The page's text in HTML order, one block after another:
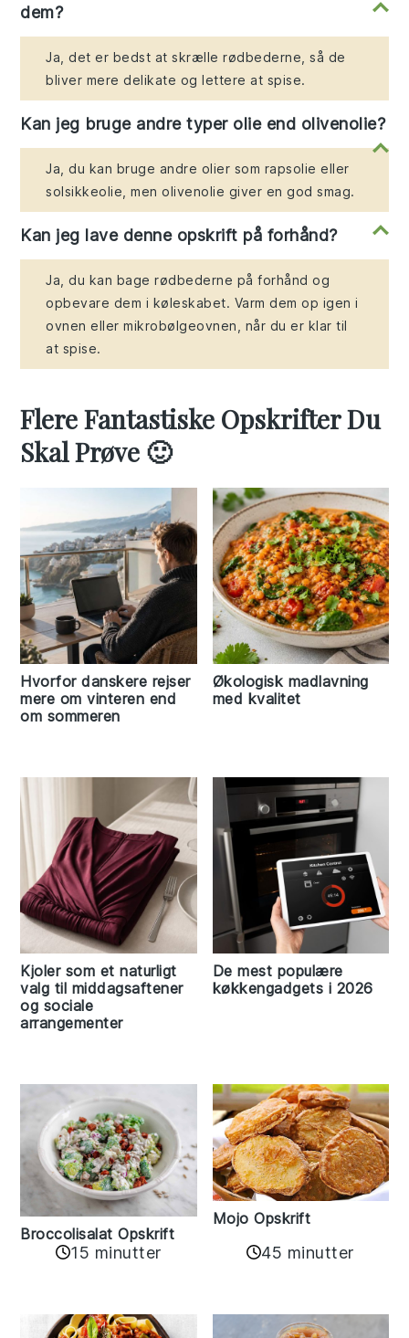
dem?
Ja, det er bedst at skrælle rødbederne, så de
bliver mere delikate og lettere at spise.
Kan jeg bruge andre typer olie end olivenolie?
Ja, du kan bruge andre olier som rapsolie eller
solsikkeolie, men olivenolie giver en god smag.
Kan jeg lave denne opskrift på forhånd?
Ja, du kan bage rødbederne på forhånd og
opbevare dem i køleskabet. Varm dem op igen i
ovnen eller mikrobølgeovnen, når du er klar til
at spise.
Flere Fantastiske Opskrifter Du
Skal Prøve 🙂
Hvorfor danskere rejser
mere om vinteren end
om sommeren
Økologisk madlavning
med kvalitet
Kjoler som et naturligt
valg til middagsaftener
og sociale
arrangementer
De mest populære
køkkengadgets i 2026
Broccolisalat Opskrift
15 minutter
Mojo Opskrift
45 minutter